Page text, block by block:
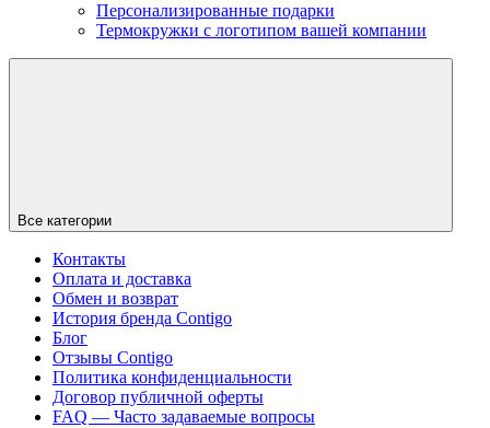
Персонализированные подарки
Термокружки с логотипом вашей компании
Все категории
Контакты
Оплата и доставка
Обмен и возврат
История бренда Contigo
Блог
Отзывы Contigo
Политика конфиденциальности
Договор публичной оферты
FAQ — Часто задаваемые вопросы